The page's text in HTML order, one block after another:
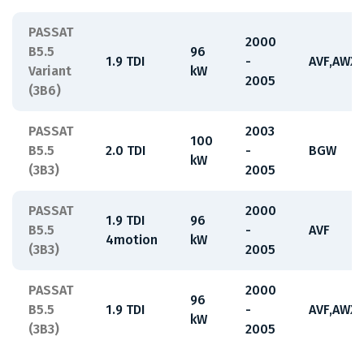
PASSAT
B5.5
Variant
(3B6)
1.9 TDI
96
kW
2000
-
2005
AVF,AWX
PASSAT
B5.5
(3B3)
2.0 TDI
100
kW
2003
-
2005
BGW
PASSAT
B5.5
(3B3)
1.9 TDI
4motion
96
kW
2000
-
2005
AVF
PASSAT
B5.5
(3B3)
1.9 TDI
96
kW
2000
-
2005
AVF,AWX